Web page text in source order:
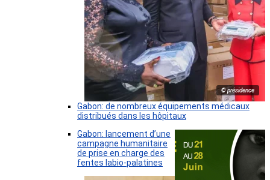
© présidence
Gabon: de nombreux équipements médicaux
distribués dans les hôpitaux
Gabon: lancement d’une
campagne humanitaire
de prise en charge des
fentes labio-palatines